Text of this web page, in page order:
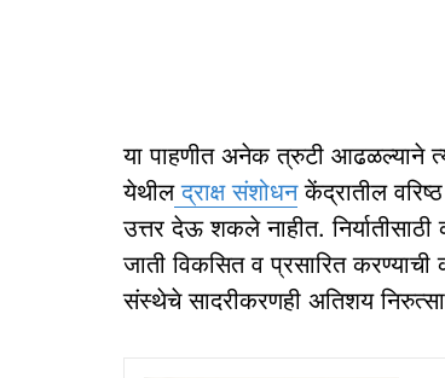
या पाहणीत अनेक त्रुटी आढळल्याने
येथीलद्राक्ष संशोधनकेंद्रातील
उत्तर देऊ शकले नाहीत.
जाती विकसित व प्रसारित
संस्थेचे सादरीकरणही अतिशय